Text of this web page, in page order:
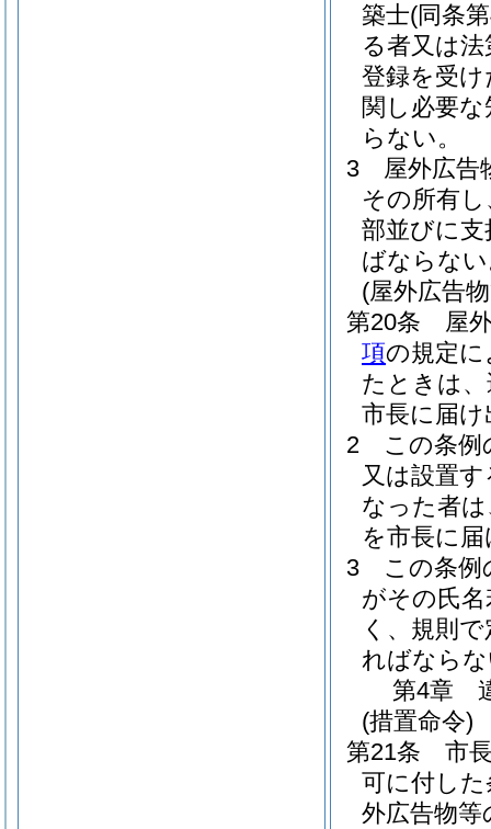
築士(同条
る者又は
登録を受
関し必要
らない。
3
屋外広告
その所有
部並びに
ばならな
(屋外広告
第20条
屋
項の規定に
たときは
市長に届
2
この条例
又は設置
なった者
を市長に
3
この条例
がその氏
く、規則
ればなら
第4章
(措置命令)
第21条
市
可に付し
外広告物